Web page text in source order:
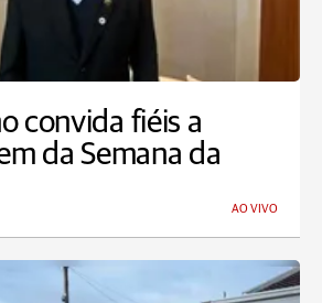
convida fiéis a
da Semana da
AO VIVO